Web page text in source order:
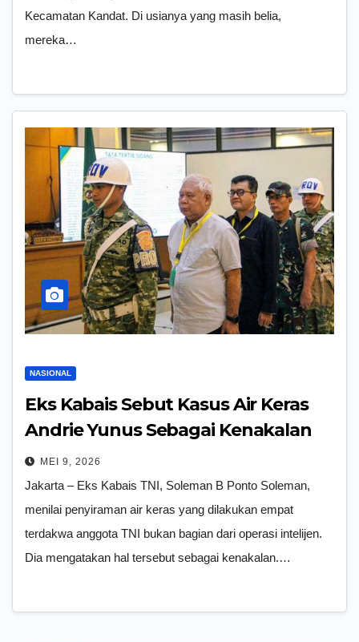
Kecamatan Kandat. Di usianya yang masih belia,
mereka…
NASIONAL
Eks Kabais Sebut Kasus Air Keras
Andrie Yunus Sebagai Kenakalan
Bukan Operasi Intelijen
MEI 9, 2026
Jakarta – Eks Kabais TNI, Soleman B Ponto Soleman,
menilai penyiraman air keras yang dilakukan empat
terdakwa anggota TNI bukan bagian dari operasi intelijen.
Dia mengatakan hal tersebut sebagai kenakalan.…